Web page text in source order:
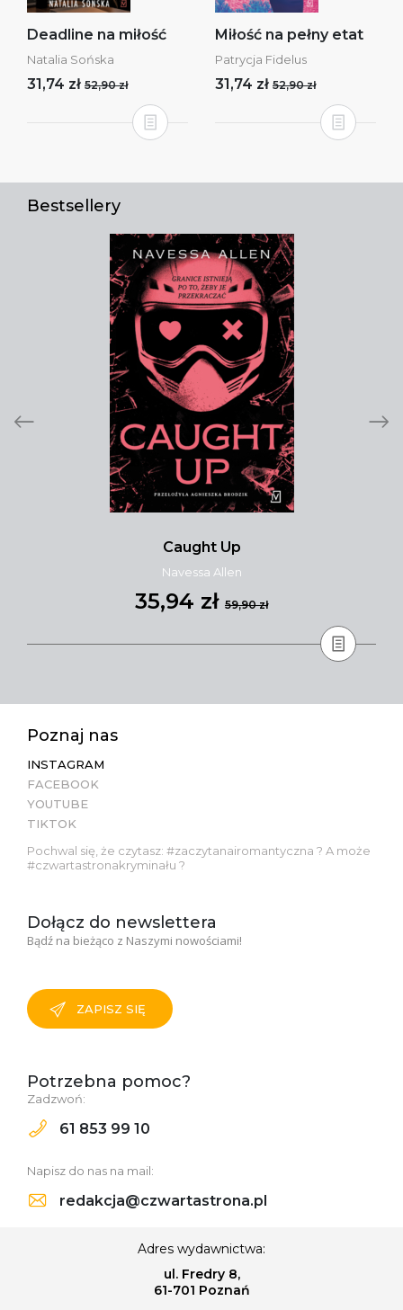
Deadline na miłość
Natalia Sońska
31,74 zł 52,90 zł
Miłość na pełny etat
Patrycja Fidelus
31,74 zł 52,90 zł
Bestsellery
Caught Up
Navessa Allen
35,94 zł 59,90 zł
Poznaj nas
INSTAGRAM
FACEBOOK
YOUTUBE
TIKTOK
Pochwal się, że czytasz: #zaczytanairomantyczna ? A może
#czwartastronakryminału ?
Dołącz do newslettera
Bądź na bieżąco z Naszymi nowościami!
ZAPISZ SIĘ
Potrzebna pomoc?
Zadzwoń:
61 853 99 10
Napisz do nas na mail:
redakcja@czwartastrona.pl
Adres wydawnictwa:
ul. Fredry 8,
61-701 Poznań